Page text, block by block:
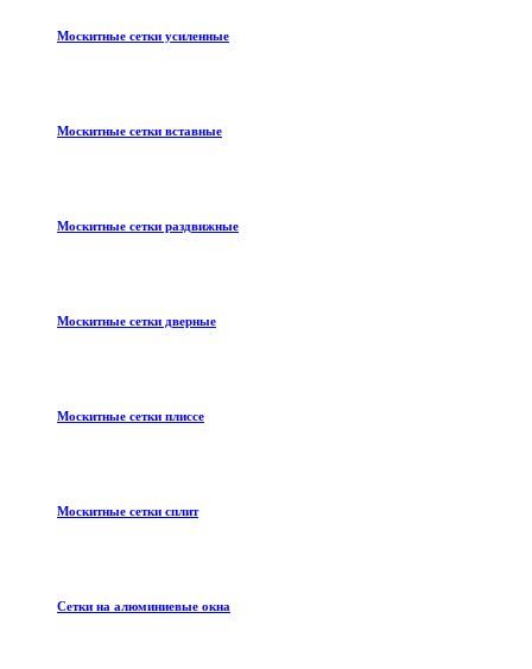
Москитные сетки усиленные
Москитные сетки вставные
Москитные сетки раздвижные
Москитные сетки дверные
Москитные сетки плиссе
Москитные сетки сплит
Сетки на алюминиевые окна